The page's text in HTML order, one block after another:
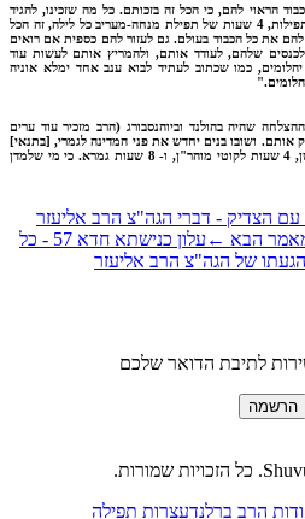
להם, כי הכל זה בזכותם. כל מה שזכינו, להגיד
שיעורים בכל יום 3 שעות בקצות החושן, והתפילות, 4 שעות של תפילת מנחה-מעריב כל לילה, זה הכל
כל הכבוד בעולם. גם לעזור להם כספית אם רואים
שלהם, לעודד אותם, ולהמריץ אותם לעשות עוד
כמו שכתוב לעתיד לבוא ענב אחד ימלא אוניה
בהולנד וביוהנסבורג (הרב מזכיר עוד ערים
ושובו בנים יחדש את פני המדינה לגמרי, [בתנאי]
שיתחייבו ללמוד כל יום 4 שעות קצות החושן, 4 שעות לקוטי מוהר"ן, ו- 8 שעות גמרא. כי מי שלמדן
- דברי הגה"צ הרב אליעזר
הבא ←
עלון כנישתא חדא 57 - כל
של הגה"צ הרב אליעזר
לתיבת הדואר שלכם
כל הזכויות שמורות.
הרב ברלנדעצרות תפילה